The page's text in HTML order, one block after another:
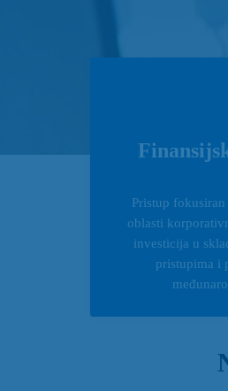
Pristup
oblasti
investicija u
pristupima i